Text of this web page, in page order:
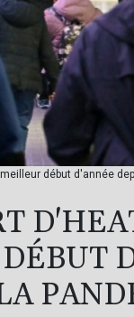
début d'année